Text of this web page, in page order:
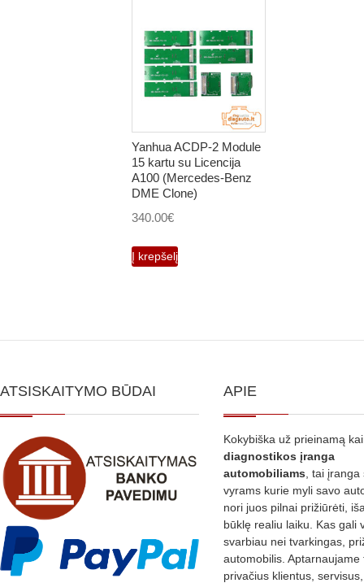
Yanhua ACDP-2 Module
15 kartu su Licencija
A100 (Mercedes-Benz
DME Clone)
340.00€
Į krepšelį
ATSISKAITYMO BŪDAI APIE
Kokybiška už prieinamą
diagnostikos įranga
automobiliams , tai
vyrams kurie myli savo
nori juos pilnai prižiūrėti,
būklę realiu laiku. Kas gali
svarbiau nei tvarkingas,
automobilis. Aptarnaujame
privačius klientus,